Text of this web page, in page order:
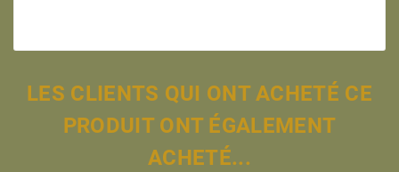
LES CLIENTS QUI ONT ACHETÉ CE
PRODUIT ONT ÉGALEMENT
ACHETÉ...